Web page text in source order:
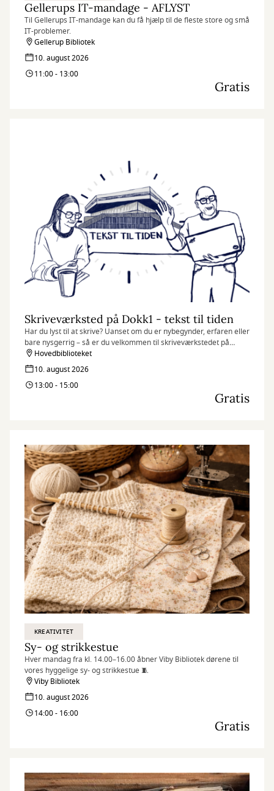
Gellerups IT-mandage - AFLYST
Til Gellerups IT-mandage kan du få hjælp til de fleste store og små
IT-problemer.
Gellerup Bibliotek
10. august 2026
11:00 - 13:00
Gratis
Skriveværksted på Dokk1 - tekst til tiden
Har du lyst til at skrive? Uanset om du er nybegynder, erfaren eller
bare nysgerrig – så er du velkommen til skriveværkstedet på
Dokk1. Her handler det ikke om at skrive korrekt, men om at
slippe fantasien løs og finde glæde i sproget.
Hovedbiblioteket
10. august 2026
13:00 - 15:00
Gratis
KREATIVITET
Sy- og strikkestue
Hver mandag fra kl. 14.00–16.00 åbner Viby Bibliotek dørene til
vores hyggelige sy- og strikkestue 🧵
Viby Bibliotek
10. august 2026
14:00 - 16:00
Gratis